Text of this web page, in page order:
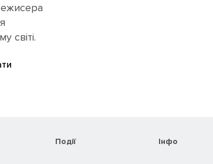
світі.
Події Інфо